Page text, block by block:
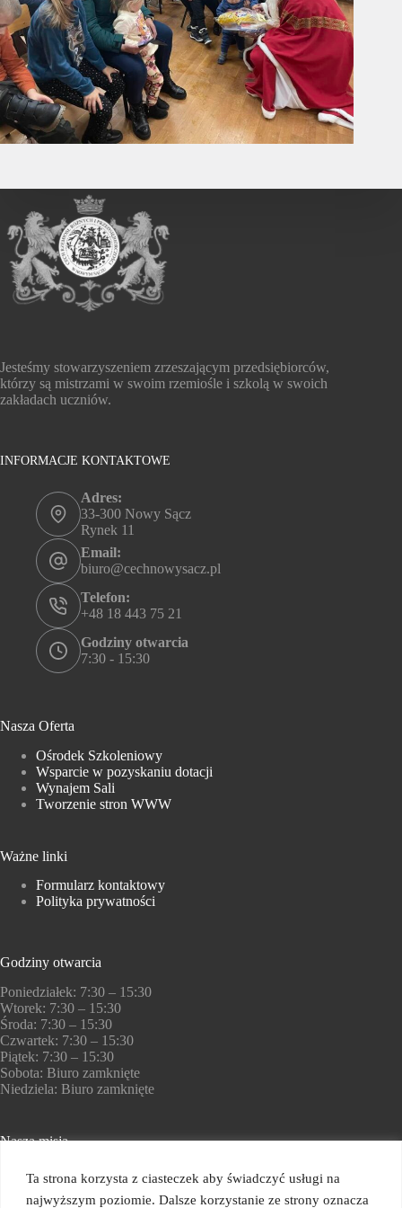
Ta strona korzysta z ciasteczek aby świadczyć usługi na
najwyższym poziomie. Dalsze korzystanie ze strony oznacza
Jesteśmy stowarzyszeniem zrzeszającym przedsiębiorców,
którzy są mistrzami w swoim rzemiośle i szkolą w swoich
zakładach uczniów.
INFORMACJE KONTAKTOWE
Adres:
33-300 Nowy Sącz
Rynek 11
Email:
biuro@cechnowysacz.pl
Telefon:
+48 18 443 75 21
Godziny otwarcia
7:30 - 15:30
Nasza Oferta
Ośrodek Szkoleniowy
Wsparcie w pozyskaniu dotacji
Wynajem Sali
Tworzenie stron WWW
Ważne linki
Formularz kontaktowy
Polityka prywatności
Godziny otwarcia
Poniedziałek: 7:30 – 15:30
Wtorek: 7:30 – 15:30
Środa: 7:30 – 15:30
Czwartek: 7:30 – 15:30
Piątek: 7:30 – 15:30
Sobota: Biuro zamknięte
Niedziela: Biuro zamknięte
Nasza misja
Pomagamy zdobywać kompetencje w świecie finansów i
nowych technologii
Copyright © 2026 -Cech Rzemiosł Różnych i